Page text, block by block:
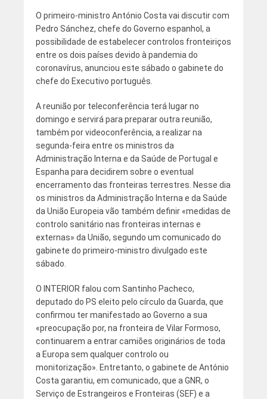
O primeiro-ministro António Costa vai discutir com
Pedro Sánchez, chefe do Governo espanhol, a
possibilidade de estabelecer controlos fronteiriços
entre os dois países devido à pandemia do
coronavírus, anunciou este sábado o gabinete do
chefe do Executivo português.
A reunião por teleconferência terá lugar no
domingo e servirá para preparar outra reunião,
também por videoconferência, a realizar na
segunda-feira entre os ministros da
Administração Interna e da Saúde de Portugal e
Espanha para decidirem sobre o eventual
encerramento das fronteiras terrestres. Nesse dia
os ministros da Administração Interna e da Saúde
da União Europeia vão também definir «medidas de
controlo sanitário nas fronteiras internas e
externas» da União, segundo um comunicado do
gabinete do primeiro-ministro divulgado este
sábado.
O INTERIOR falou com Santinho Pacheco,
deputado do PS eleito pelo círculo da Guarda, que
confirmou ter manifestado ao Governo a sua
«preocupação por, na fronteira de Vilar Formoso,
continuarem a entrar camiões originários de toda
a Europa sem qualquer controlo ou
monitorização». Entretanto, o gabinete de António
Costa garantiu, em comunicado, que a GNR, o
Serviço de Estrangeiros e Fronteiras (SEF) e a